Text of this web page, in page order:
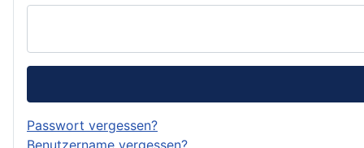
Passwort vergessen?